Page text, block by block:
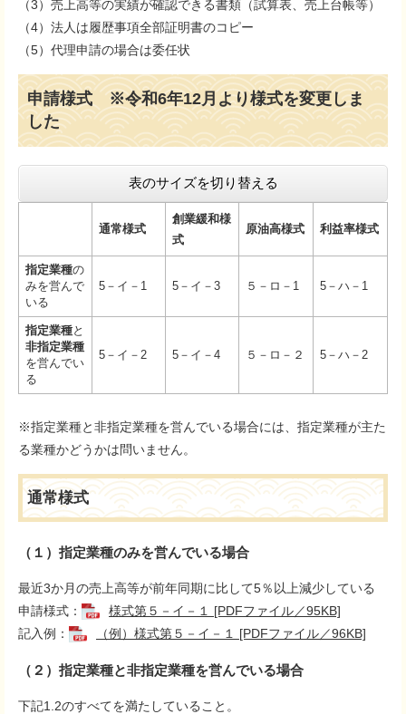
（3）売上高等の実績が確認できる書類（試算表、売上台帳等）
（4）法人は履歴事項全部証明書のコピー
（5）代理申請の場合は委任状
申請様式 ※令和6年12月より様式を変更しま
した
表のサイズを切り替える
通常様式
創業緩和様
式
原油高様式 利益率様式
指定業種の
みを営んで
いる
5－イ－1 5－イ－3 ５－ロ－1 5－ハ－1
指定業種と
非指定業種
を営んでい
る
5－イ－2 5－イ－4 ５－ロ－２ 5－ハ－2
※指定業種と非指定業種を営んでいる場合には、指定業種が主た
る業種かどうかは問いません。
通常様式
（１）指定業種のみを営んでいる場合
最近3か月の売上高等が前年同期に比して5％以上減少している
申請様式：
様式第５－イ－１ [PDFファイル／95KB]
記入例：
（例）様式第５－イ－１ [PDFファイル／96KB]
（２）指定業種と非指定業種を営んでいる場合
下記1.2のすべてを満たしていること。